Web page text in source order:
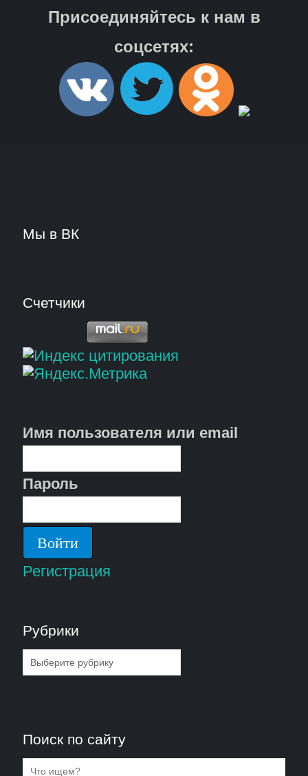
Присоединяйтесь к нам в
соцсетях:
Мы в ВК
Счетчики
Имя пользователя или email
Пароль
Регистрация
Рубрики
Рубрики
Поиск по сайту